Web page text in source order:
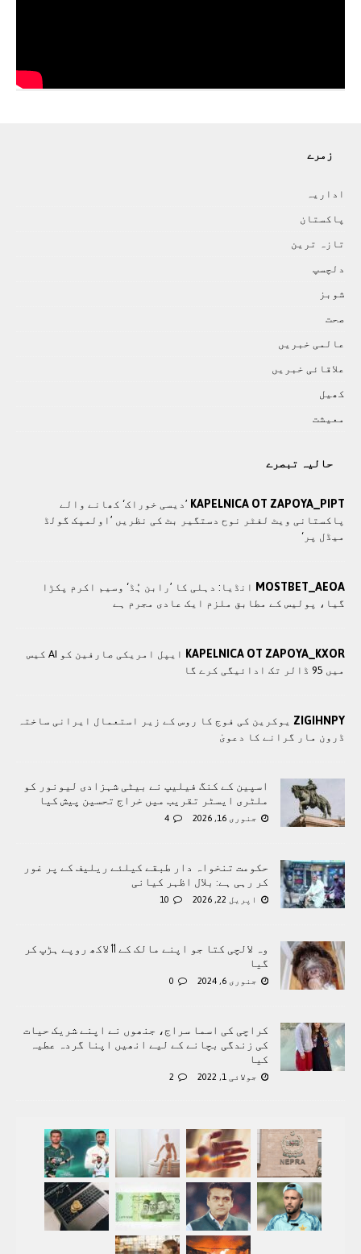
زمرے
اداريہ
پاکستان
تازہ ترين
دلچسپ
شوبز
صحت
عالمی خبريں
علاقائی خبريں
کھيل
معيشت
حالیہ تبصرے
KAPELNICA OT ZAPOYA_PIPT ’دیسی خوراک‘ کھانے والے
پاکستانی ویٹ لفٹر نوح دستگیر بٹ کی نظریں ’اولمپک گولڈ
میڈل پر‘
MOSTBET_AEOA انڈیا: دہلی کا ’رابن ہُڈ‘ وسیم اکرم پکڑا
گیا، پولیس کے مطابق ملزم ایک عادی مجرم ہے
KAPELNICA OT ZAPOYA_KXOR
ایپل امریکی صارفین کو AI کیس
میں 95 ڈالر تک ادائیگی کرے گا
ZIGIHNPY یوکرین کی فوج کا روس کے زیر استعمال ایرانی ساختہ
ڈرون مار گرانے کا دعویٰ
اسپين کے کنگ فیلیپ نے بیٹی شہزادی لیونور کو
ملٹری ایسٹر تقریب میں خراج تحسین پیش کیا
جنوری 16, 2026 4
حکومت تنخواہ دار طبقے کیلئے ریلیف کے پر غور
کر رہی ہے: بلال اظہر کیانی
اپریل 22, 2026 10
وہ لالچی کتا جو اپنے مالک کے 11 لاکھ روپے ہڑپ کر
گیا
جنوری 6, 2024 0
کراچی کی اسما سراج، جنھوں نے اپنے شریک حیات
کی زندگی بچانے کے لیے انھیں اپنا گردہ عطیہ
کیا
جولائی 1, 2022 2